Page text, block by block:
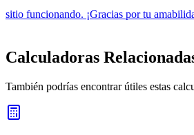
sitio funcionando. ¡Gracias por tu
Calculadoras
También podrías encontrar útiles estas